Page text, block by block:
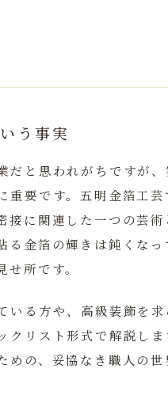
う事実
だと思われがちですが、
重要です。五明金箔工
に関連した一つの芸術
る金箔の輝きは鈍くなっ
所です。
いる方や、高級装飾を求
リスト形式で解説しま
の、妥協なき職人の世